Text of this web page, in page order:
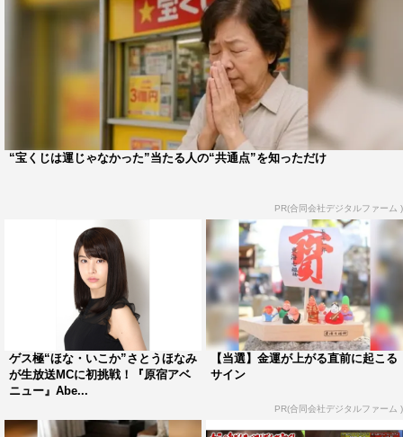
継レポーターにはベック、グラビアタレントの西崎莉麻を
迎え、“若者のリアルな今”を伝える。また、田村亮、レッ
ド吉田、赤ペン瀧川、藤本敏史、杉浦太陽、蝶野正洋ら男
性タレント陣がパパ目線でコメンテーターとしてサポート
7月15日のリニューアル初回の放送では、映画評論家で
を送る。今夏公開の主演映画「ザ・マミー 呪われた砂漠
の王女」の撮影秘話やトム・クルーズの素顔に迫る。
「原宿アベニュー」「けやき坂アベニュー」
大川藍、前島亜美、芹澤優
＜パパコメンテーター＞
田村亮、レッド吉田、赤ペン瀧川、藤本敏史、杉浦太陽、
“宝くじは運じゃなかった”当たる人の“共通点”を知っただけ
PR(合同会社デジタルファーム )
ゲス極“ほな・いこか”さとうほなみ
が生放送MCに初挑戦！『原宿アベ
ニュー』Abe...
【当選】金運が上がる直前に起こる
サイン
PR(合同会社デジタルファーム )